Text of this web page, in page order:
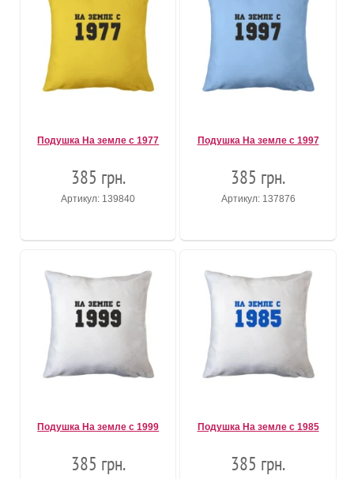
Подушка На земле с 1977
385 грн.
Артикул: 139840
Подушка На земле с 1997
385 грн.
Артикул: 137876
Подушка На земле с 1999
385 грн.
Подушка На земле с 1985
385 грн.